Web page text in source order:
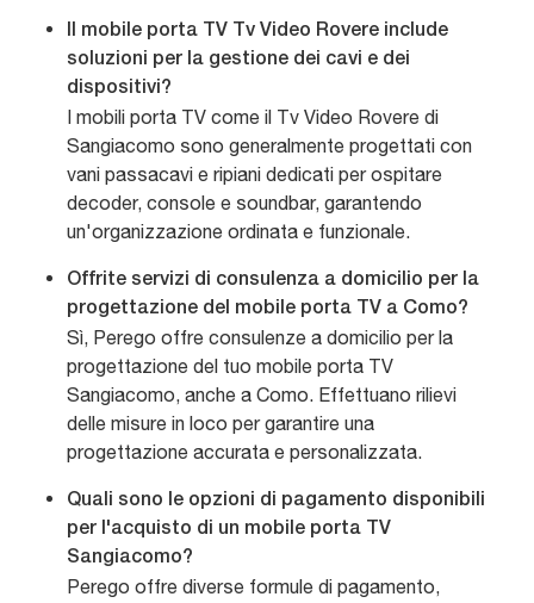
Il mobile porta TV Tv Video Rovere include
soluzioni per la gestione dei cavi e dei
dispositivi?
I mobili porta TV come il Tv Video Rovere di
Sangiacomo sono generalmente progettati con
vani passacavi e ripiani dedicati per ospitare
decoder, console e soundbar, garantendo
un'organizzazione ordinata e funzionale.
Offrite servizi di consulenza a domicilio per la
progettazione del mobile porta TV a Como?
Sì, Perego offre consulenze a domicilio per la
progettazione del tuo mobile porta TV
Sangiacomo, anche a Como. Effettuano rilievi
delle misure in loco per garantire una
progettazione accurata e personalizzata.
Quali sono le opzioni di pagamento disponibili
per l'acquisto di un mobile porta TV
Sangiacomo?
Perego offre diverse formule di pagamento,